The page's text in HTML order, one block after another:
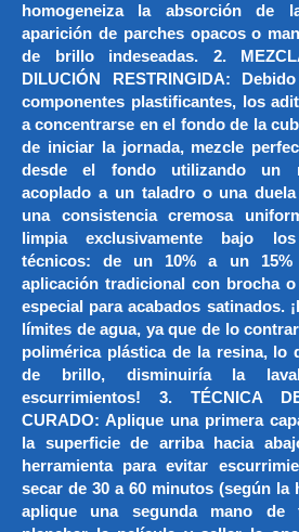
homogeneiza la absorción de
aparición de parches opacos o
de brillo indeseadas. 2.
DILUCIÓN RESTRINGIDA:
componentes plastificantes, los
a concentrarse en el fondo de la
de iniciar la jornada, mezcle
desde el fondo utilizando un
acoplado a un taladro o una
una consistencia cremosa
limpia exclusivamente bajo
técnicos: de un 10% a un 15%
aplicación tradicional con brocha
especial para acabados satinados.
límites de agua, ya que de lo
polimérica plástica de la resina, lo
de brillo, disminuiría la
escurrimientos! 3. TÉCNICA
CURADO: Aplique una primera
la superficie de arriba hacia
herramienta para evitar
secar de 30 a 60 minutos (según la
aplique una segunda mano de